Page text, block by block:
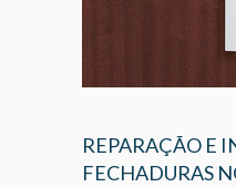
REPARAÇÃO E
FECHADURAS